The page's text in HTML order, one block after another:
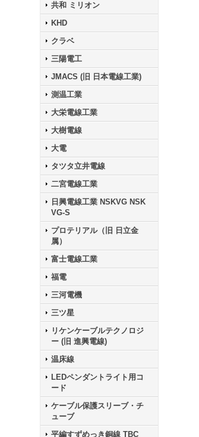
共和 ミリオン
KHD
クラベ
三陽電工
JMACS (旧 日本電線工業)
測温工業
大栄電線工業
大樹電線
大電
タツタ立井電線
二宮電線工業
日興電線工業 NSKVG NSK
VG-S
プロテリアル（旧 日立金
属）
富士電線工業
福電
三河電機
三ツ星
リケンケーブルテクノロジ
ー (旧 進興電線)
温床線
LEDペンダントライト用コ
ード
ケーブル保護スリーブ・チ
ューブ
平編すずめっき銅線 TBC